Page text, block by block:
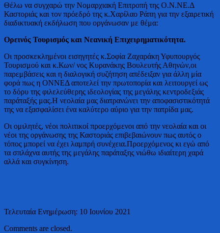
Θέλω να συγχαρώ την Νομαρχιακή Επιτροπή της Ο.Ν.ΝΕ.Δ
Καστοριάς και τον πρόεδρό της κ.Χαρίλαο Ράπη για την εξαιρετική
διαδικτυακή εκδήλωση που οργάνωσαν με θέμα:
Ορεινός Τουρισμός και Νεανική Επιχειρηματικότητα.
Οι προσκεκλημένοι εισηγητές κ.Σοφία Ζαχαράκη Υφυπουργός
Τουρισμού και κ.Κων/ νος Κυρανάκης Βουλευτής Αθηνών,οι
παρεμβάσεις και η διαλογική συζήτηση απέδειξαν για άλλη μία
φορά πως η ΟΝΝΕΔ αποτελεί την πρωτοπορία και λειτουργεί ως
το δόρυ της φιλελεύθερης ιδεολογίας της μεγάλης κεντροδεξιάς
παράταξής μας.Η νεολαία μας διατρανώνει την αποφασιστικότητά
της να εξασφαλίσει ένα καλύτερο αύριο για την πατρίδα μας.
Οι ομιλητές, νέοι πολιτικοί προερχόμενοι από την νεολαία και οι
νέοι της οργάνωσης της Καστοριάς επιβεβαιώνουν πως αυτός ο
τόπος μπορεί να έχει λαμπρή συνέχεια.Προερχόμενος κι εγώ από
τα σπλάχνα αυτής της μεγάλης παράταξης νιώθω ιδιαίτερη χαρά
αλλά και συγκίνηση.
Τελευταία Ενημέρωση: 10 Ιουνίου 2021
Comments are closed.